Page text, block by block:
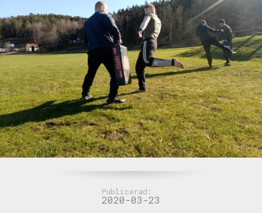
Publicerad:
2020-03-23